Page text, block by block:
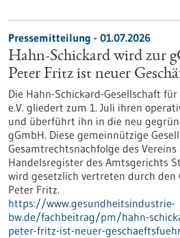
Pressemitteilung - 01.07.2026
Hahn-Schickard wird zur
Peter Fritz ist neuer
Die Hahn-Schickard-Gesellschaft
e.V. gliedert zum 1. Juli ihren
und überführt ihn in die neu
gGmbH. Diese gemeinnützige
Gesamtrechtsnachfolge des
Handelsregister des Amtsgerichts
wird gesetzlich vertreten durch den
Peter Fritz.
https://www.gesundheitsindustrie-
bw.de/fachbeitrag/pm/hahn-
peter-fritz-ist-neuer-